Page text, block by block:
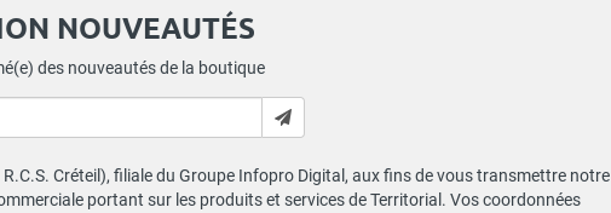
NOUVEAUTÉS
des nouveautés de la boutique
Créteil), filiale du Groupe Infopro Digital, aux fins de vous transmettre notre
portant sur les produits et services de Territorial. Vos coordonnées